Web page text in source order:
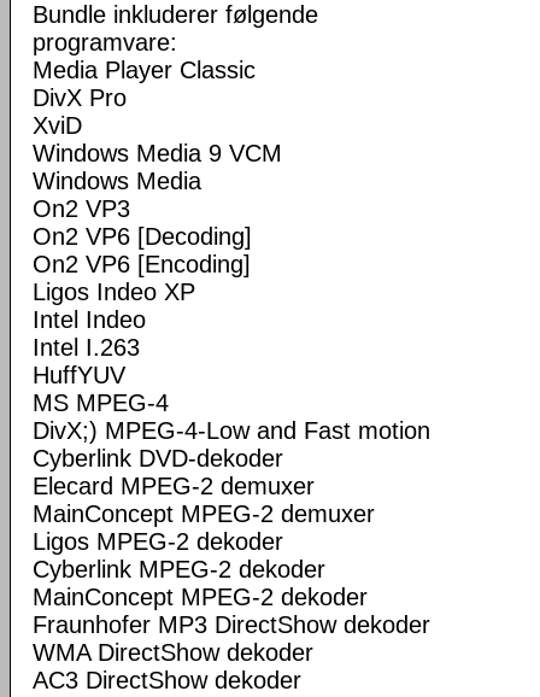
Bundle inkluderer følgende
programvare:
Media Player Classic
DivX Pro
XviD
Windows Media 9 VCM
Windows Media
On2 VP3
On2 VP6 [Decoding]
On2 VP6 [Encoding]
Ligos Indeo XP
Intel Indeo
Intel I.263
HuffYUV
MS MPEG-4
DivX;) MPEG-4-Low and Fast motion
Cyberlink DVD-dekoder
Elecard MPEG-2 demuxer
MainConcept MPEG-2 demuxer
Ligos MPEG-2 dekoder
Cyberlink MPEG-2 dekoder
MainConcept MPEG-2 dekoder
Fraunhofer MP3 DirectShow dekoder
WMA DirectShow dekoder
AC3 DirectShow dekoder